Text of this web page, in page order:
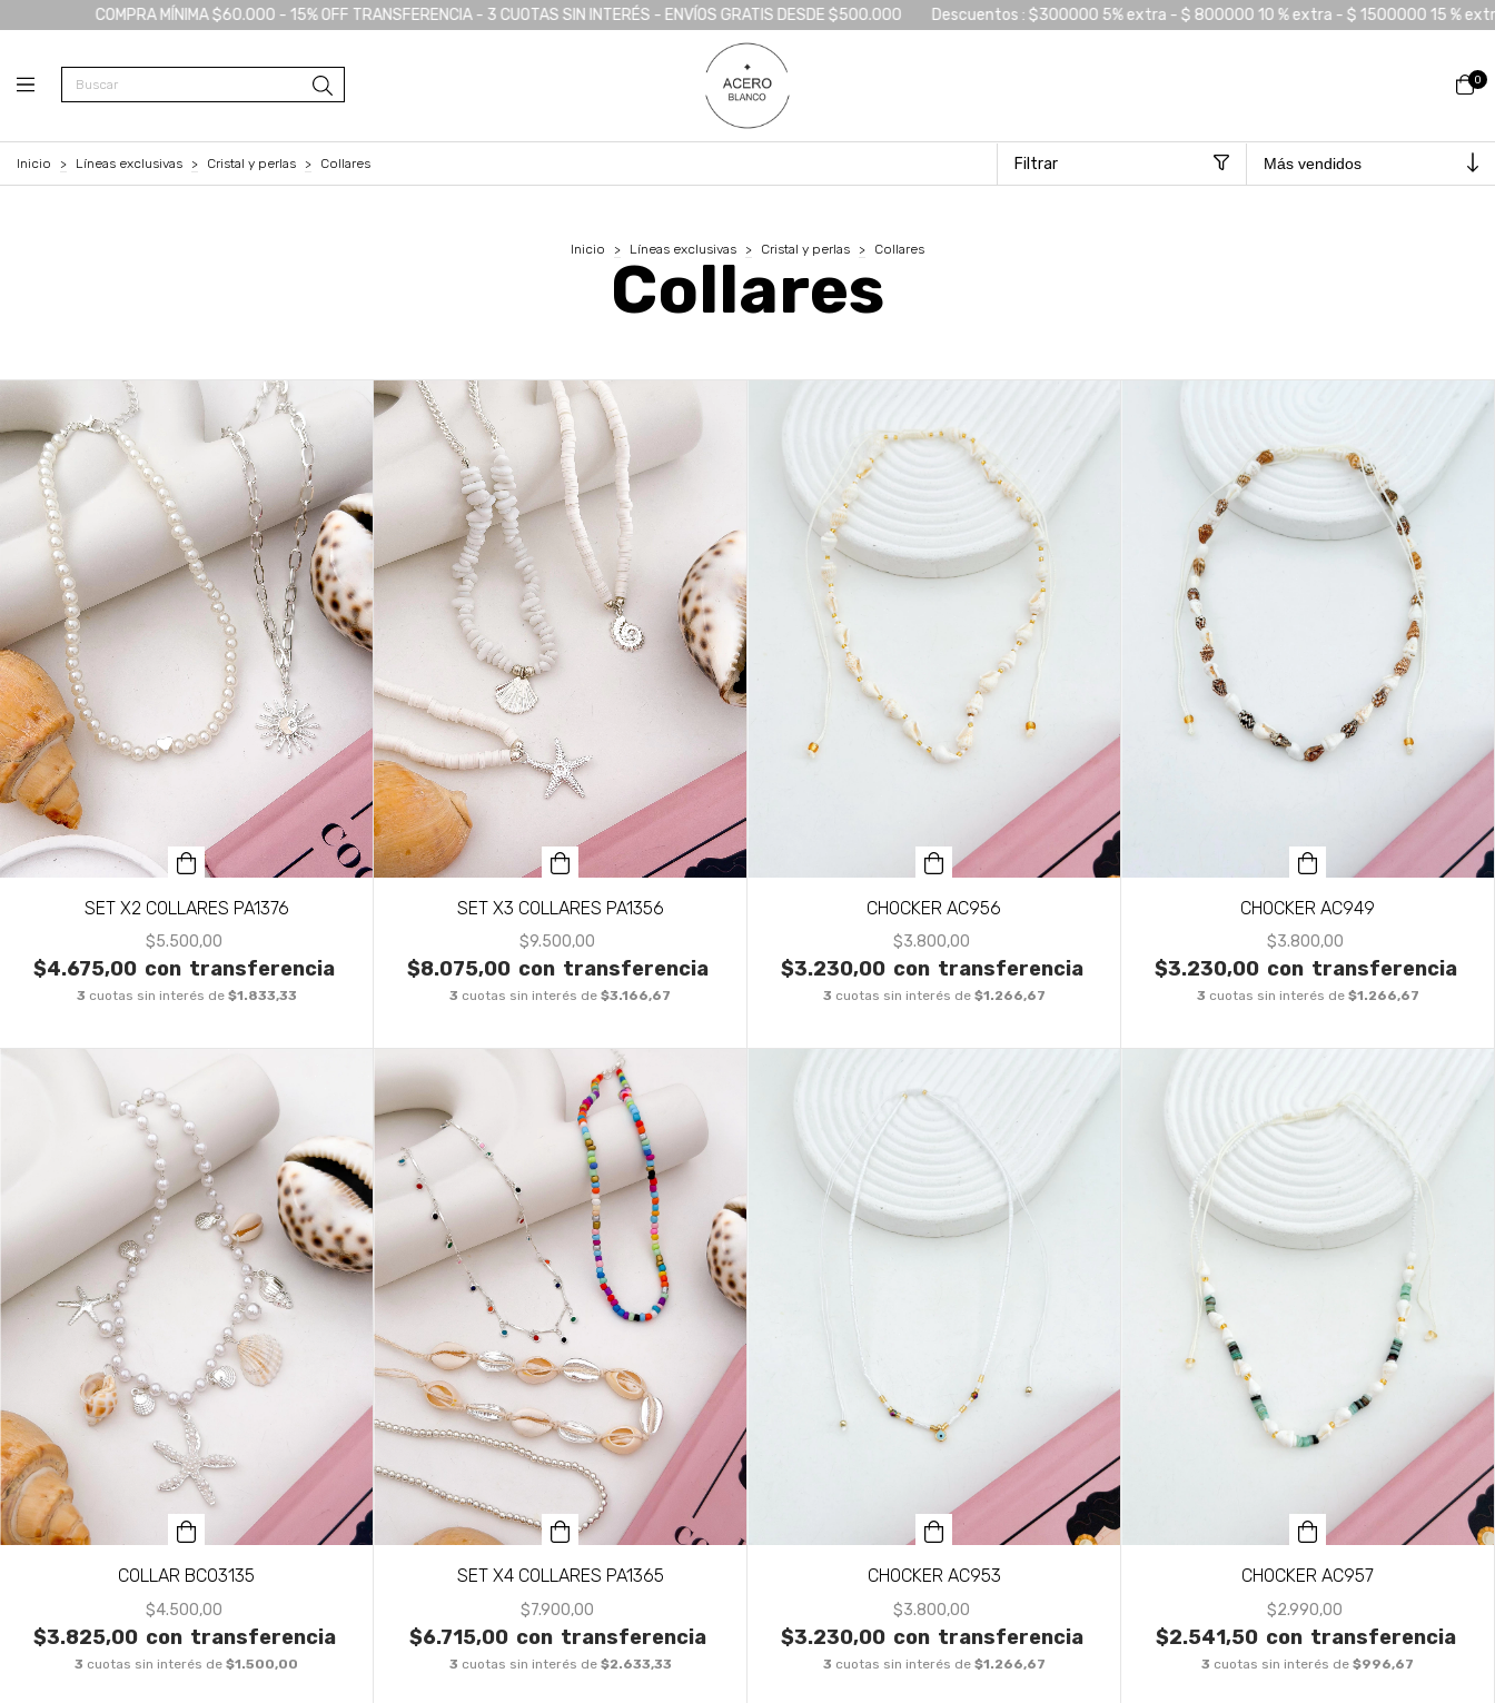
OFF TRANSFERENCIA - 3 CUOTAS SIN INTERÉS - ENVÍOS GRATIS DESDE $500.000 Descuentos : $300000 5% extra - $ 800000 10 % extra - $ 1500000 15 % extra COMPRA MÍNIMA $60.000 - 15%
0
Inicio > Líneas exclusivas > Cristal y perlas > Collares Filtrar
Inicio > Líneas exclusivas > Cristal y perlas > Collares
Collares
SET X2 COLLARES PA1376
$5.500,00
$4.675,00 con transferencia
3 cuotas sin interés de $1.833,33
SET X3 COLLARES PA1356
$9.500,00
$8.075,00 con transferencia
3 cuotas sin interés de $3.166,67
CHOCKER AC956
$3.800,00
$3.230,00 con transferencia
3 cuotas sin interés de $1.266,67
CHOCKER AC949
$3.800,00
$3.230,00 con transferencia
3 cuotas sin interés de $1.266,67
COLLAR BCO3135
$4.500,00
$3.825,00 con transferencia
3 cuotas sin interés de $1.500,00
SET X4 COLLARES PA1365
$7.900,00
$6.715,00 con transferencia
3 cuotas sin interés de $2.633,33
CHOCKER AC953
$3.800,00
$3.230,00 con transferencia
3 cuotas sin interés de $1.266,67
CHOCKER AC957
$2.990,00
$2.541,50 con transferencia
3 cuotas sin interés de $996,67